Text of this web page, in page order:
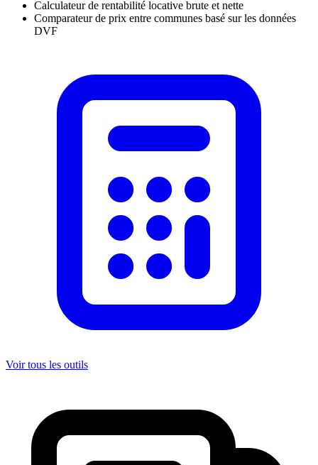
Calculateur de rentabilité locative brute et nette
Comparateur de prix entre communes basé sur les données
DVF
Voir tous les outils